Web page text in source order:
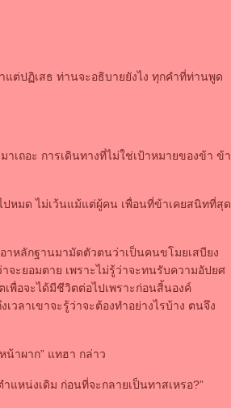
แต่ปฏิเสธ ท่านจะอธิบายยังไง ทุกคำที่ท่านพูด
เถอะ การเดินทางที่ไม่ใช่เป้าหมายของข้า ข้า
หมด ไม่เว้นแม้แต่ผู้คน เพื่อนที่ข้าเคยสนิทที่สุด
หลักฐานมามัดตัวตนว่าเป็นคนขโมยเสบียง
ะยอมตาย เพราะไม่รู้ว่าจะทนรับความอัปยศ
พื่อจะได้มีชีวิตต่อไปเพราะก่อนสิ้นองค์
วลาเขาจะรู้ว่าจะต้องทำอย่างไรบ้าง ตนจึง
น้าผาก” แทฮา กล่าว
แหน่งเดิม ก่อนที่จะกลายเป็นทาสเหรอ?”